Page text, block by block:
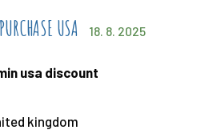
USA 18. 8. 2025
usa discount
kingdom